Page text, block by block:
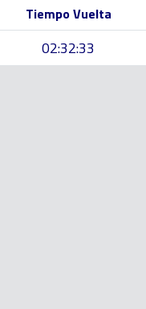
Tiempo Vuelta
02:32:33